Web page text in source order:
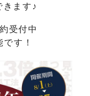
きます♪
受付中
す！